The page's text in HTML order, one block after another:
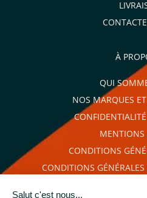
À
QUI
NOS MARQUES
MENTIONS
CONDITIONS
CONDITIONS